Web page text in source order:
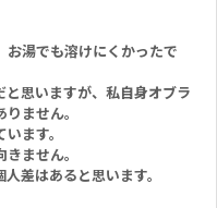
湯でも溶けにくかったで
思いますが、私自身オブラ
ません。
ます。
ません。
差はあると思います。